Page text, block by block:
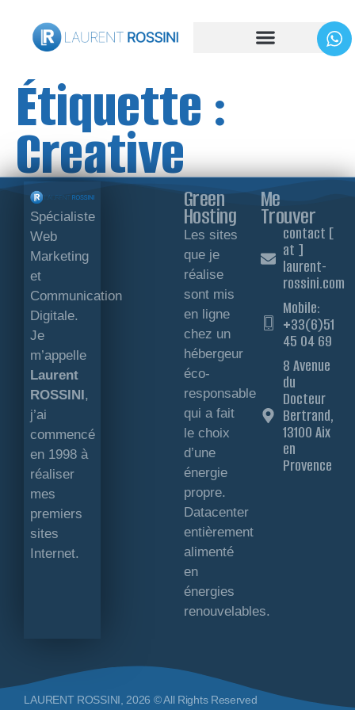
Étiquette :
Creative
Spécialiste
Web
Marketing
et
Communication
Digitale.
Je
m’appelle
Laurent
ROSSINI ,
j’ai
commencé
en 1998 à
réaliser
mes
premiers
sites
Internet.
Green
Hosting
Les sites
que je
réalise
sont mis
en ligne
chez un
hébergeur
éco-
responsable
qui a fait
le choix
d’une
énergie
propre.
Datacenter
entièrement
alimenté
en
énergies
renouvelables.
Me
Trouver
contact [
at ]
laurent-
rossini.com
Mobile:
+33(6)51
45 04 69
8 Avenue
du
Docteur
Bertrand,
13100 Aix
en
Provence
LAURENT ROSSINI, 2026 © All Rights Reserved